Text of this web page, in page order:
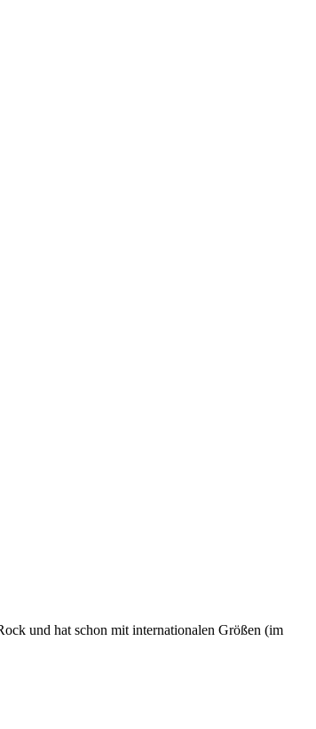
und hat schon mit internationalen Größen (im